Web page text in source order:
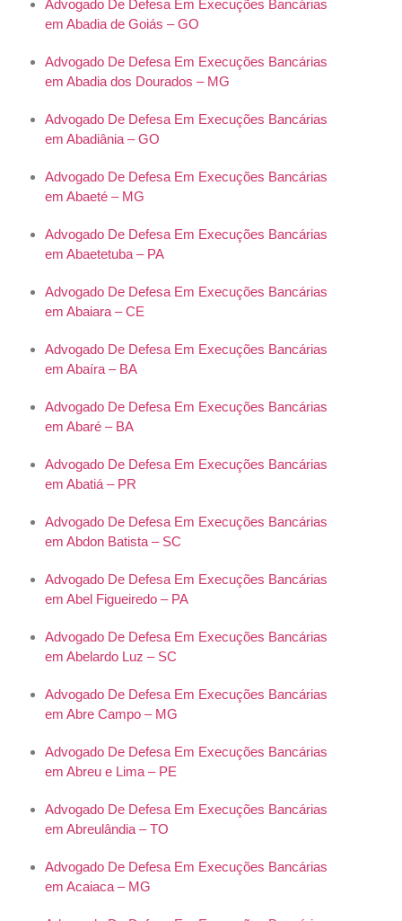
Advogado De Defesa Em Execuções Bancárias
em Abadia de Goiás – GO
Advogado De Defesa Em Execuções Bancárias
em Abadia dos Dourados – MG
Advogado De Defesa Em Execuções Bancárias
em Abadiânia – GO
Advogado De Defesa Em Execuções Bancárias
em Abaeté – MG
Advogado De Defesa Em Execuções Bancárias
em Abaetetuba – PA
Advogado De Defesa Em Execuções Bancárias
em Abaiara – CE
Advogado De Defesa Em Execuções Bancárias
em Abaíra – BA
Advogado De Defesa Em Execuções Bancárias
em Abaré – BA
Advogado De Defesa Em Execuções Bancárias
em Abatiá – PR
Advogado De Defesa Em Execuções Bancárias
em Abdon Batista – SC
Advogado De Defesa Em Execuções Bancárias
em Abel Figueiredo – PA
Advogado De Defesa Em Execuções Bancárias
em Abelardo Luz – SC
Advogado De Defesa Em Execuções Bancárias
em Abre Campo – MG
Advogado De Defesa Em Execuções Bancárias
em Abreu e Lima – PE
Advogado De Defesa Em Execuções Bancárias
em Abreulândia – TO
Advogado De Defesa Em Execuções Bancárias
em Acaiaca – MG